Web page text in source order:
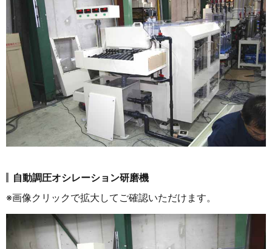
自動調圧オシレーション研磨機
※画像クリックで拡大してご確認いただけます。